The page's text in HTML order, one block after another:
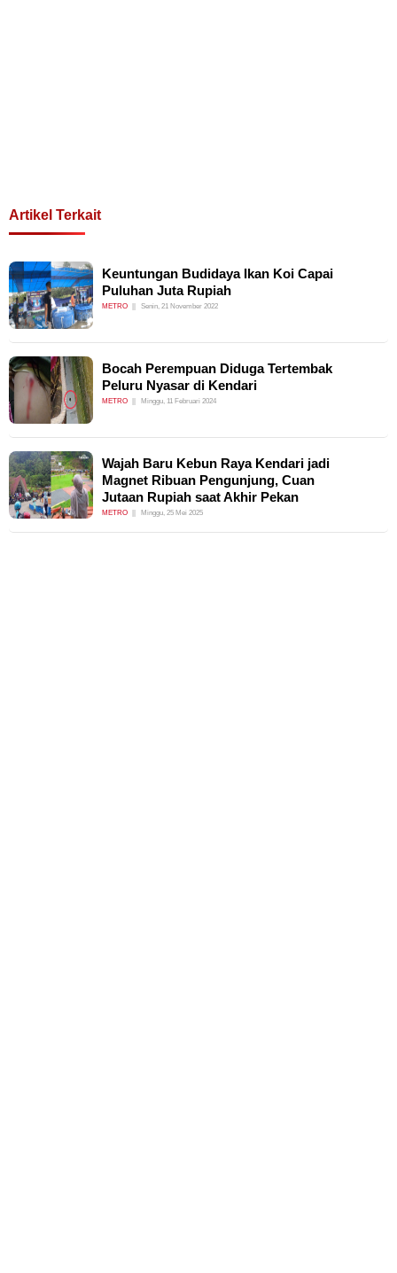
Artikel Terkait
Keuntungan Budidaya Ikan Koi Capai
Puluhan Juta Rupiah
METRO Senin, 21 November 2022
Bocah Perempuan Diduga Tertembak
Peluru Nyasar di Kendari
METRO Minggu, 11 Februari 2024
Wajah Baru Kebun Raya Kendari jadi
Magnet Ribuan Pengunjung, Cuan
Jutaan Rupiah saat Akhir Pekan
METRO Minggu, 25 Mei 2025